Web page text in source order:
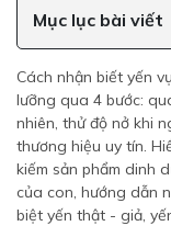
Mục lục bài viết
Cách nhận biết yến
lưỡng qua 4 bước:
nhiên, thử độ nở khi
thương hiệu uy tín.
kiếm sản phẩm dinh
của con, hướng dẫn
biệt yến thật - giả,